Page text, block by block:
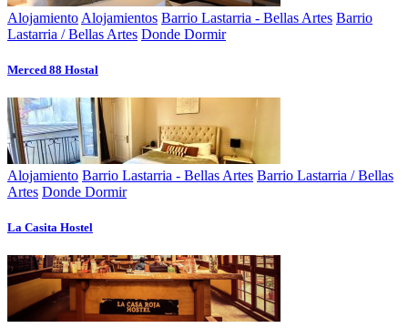
Alojamiento Alojamientos Barrio Lastarria - Bellas Artes Barrio
Lastarria / Bellas Artes Donde Dormir
Merced 88 Hostal
Alojamiento Barrio Lastarria - Bellas Artes Barrio Lastarria / Bellas
Artes Donde Dormir
La Casita Hostel